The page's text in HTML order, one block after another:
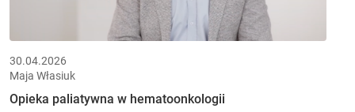
30.04.2026
Maja Własiuk
Opieka paliatywna w hematoonkologii